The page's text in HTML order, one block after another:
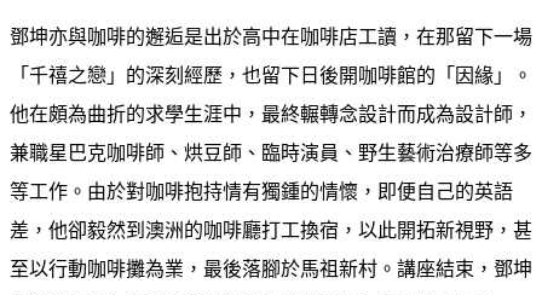
鄧坤亦與咖啡的邂逅是出於高中在咖啡店工讀，在那留下一場
「千禧之戀」的深刻經歷，也留下日後開咖啡館的「因緣」。
他在頗為曲折的求學生涯中，最終輾轉念設計而成為設計師，
兼職星巴克咖啡師、烘豆師、臨時演員、野生藝術治療師等多
等工作。由於對咖啡抱持情有獨鍾的情懷，即便自己的英語
差，他卻毅然到澳洲的咖啡廳打工換宿，以此開拓新視野，甚
至以行動咖啡攤為業，最後落腳於馬祖新村。講座結束，鄧坤